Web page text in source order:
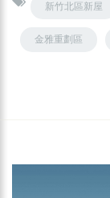
新竹北區新屋
金雅重劃區